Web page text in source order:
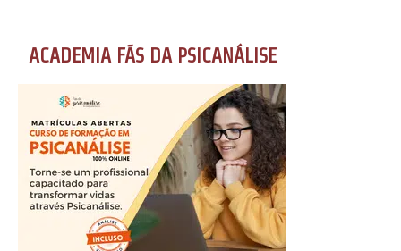
ACADEMIA FÃS DA PSICANÁLISE